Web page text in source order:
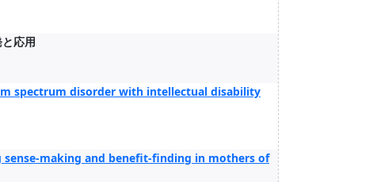
応用
spectrum disorder with intellectual disability
sense-making and benefit-finding in mothers of